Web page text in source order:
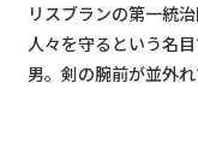
リスブランの第⼀統
⼈々を守るという名
男。剣の腕前が並外れ